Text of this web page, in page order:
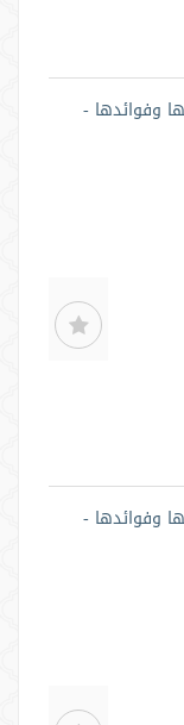
وفوائدها -
وفوائدها -